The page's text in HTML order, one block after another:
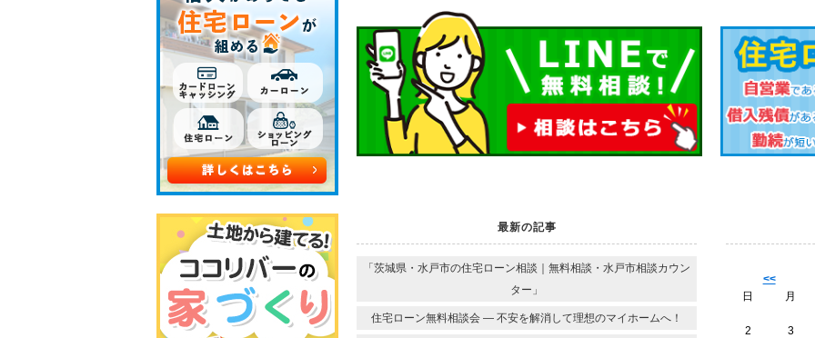
最新の記事
「茨城県・水戸市の住宅ローン相談｜無料相談・水戸市相談カウン
ター」
住宅ローン無料相談会 ― 不安を解消して理想のマイホームへ！
<<
日
月
2
3